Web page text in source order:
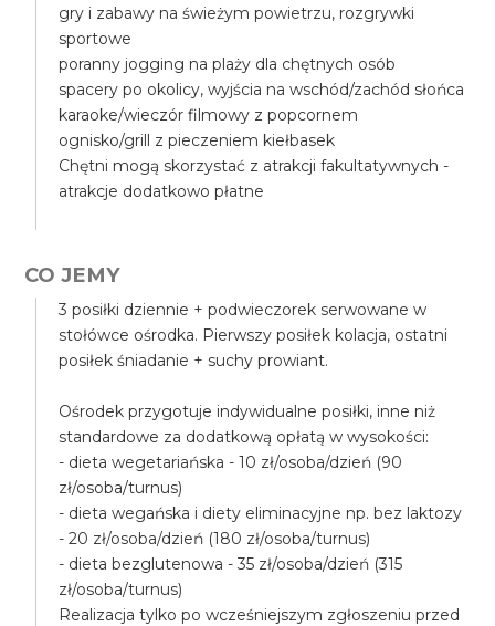
gry i zabawy na świeżym powietrzu, rozgrywki
sportowe
poranny jogging na plaży dla chętnych osób
spacery po okolicy, wyjścia na wschód/zachód słońca
karaoke/wieczór filmowy z popcornem
ognisko/grill z pieczeniem kiełbasek
Chętni mogą skorzystać z atrakcji fakultatywnych -
atrakcje dodatkowo płatne
CO JEMY
3 posiłki dziennie + podwieczorek serwowane w
stołówce ośrodka. Pierwszy posiłek kolacja, ostatni
posiłek śniadanie + suchy prowiant.
Ośrodek przygotuje indywidualne posiłki, inne niż
standardowe za dodatkową opłatą w wysokości:
- dieta wegetariańska - 10 zł/osoba/dzień (90
zł/osoba/turnus)
- dieta wegańska i diety eliminacyjne np. bez laktozy
- 20 zł/osoba/dzień (180 zł/osoba/turnus)
- dieta bezglutenowa - 35 zł/osoba/dzień (315
zł/osoba/turnus)
Realizacja tylko po wcześniejszym zgłoszeniu przed